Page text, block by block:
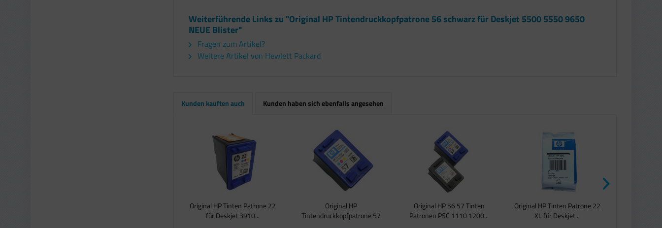
Weiterführende Links zu "Original HP Tintendruckkopfpatrone 56 schwarz für Deskjet 5500 5550 9650
NEUE Blister"
Fragen zum Artikel?
Weitere Artikel von Hewlett Packard
Kunden kauften auch Kunden haben sich ebenfalls angesehen
Original HP Tinten Patrone 22
für Deskjet 3910...
Original HP
Tintendruckkopfpatrone 57
Original HP 56 57 Tinten
Patronen PSC 1110 1200...
Original HP Tinten Patrone 22
XL für Deskjet...